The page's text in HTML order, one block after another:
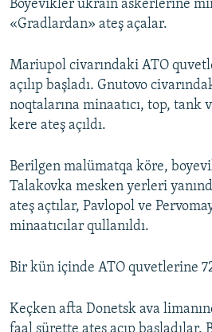
Boyevikler ukrain askerlerine
«Gradlardan» ateş açalar.
Mariupol civarındaki ATO
açılıp başladı. Gnutovo
noqtalarına minaatıcı, top, tank
kere ateş açıldı.
Berilgen malümatqa köre,
Talakovka mesken yerleri
ateş açtılar, Pavlopol ve
minaatıcılar qullanıldı.
Bir kün içinde ATO quvetlerine
Keçken afta Donetsk ava